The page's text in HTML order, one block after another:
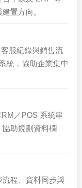
置方向。
服紀錄與銷售流
統，協助企業集中
／POS 系統串
助規劃資料欄
程、資料同步與